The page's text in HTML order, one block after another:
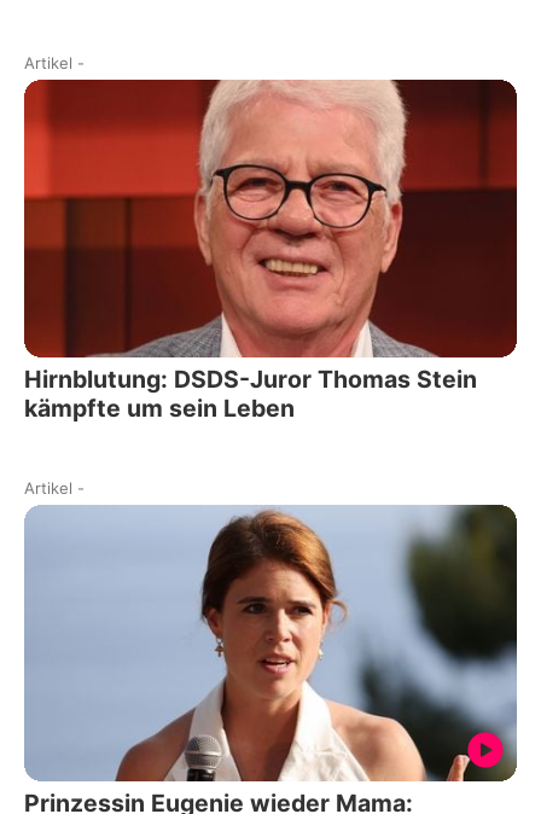
Artikel -
Hirnblutung: DSDS-Juror Thomas Stein
kämpfte um sein Leben
Artikel -
Prinzessin Eugenie wieder Mama: